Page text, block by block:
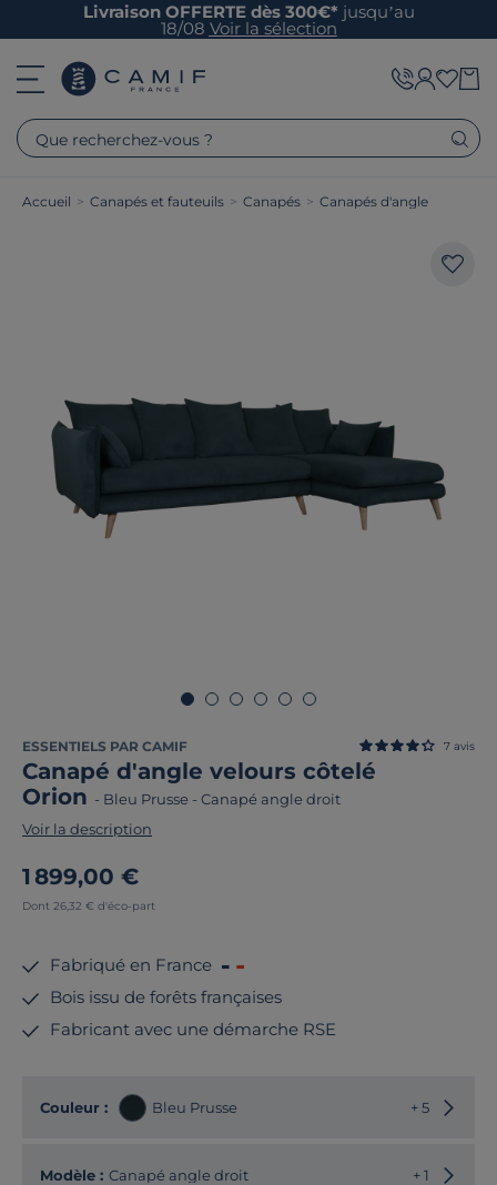
Livraison OFFERTE dès 300€* jusqu’au
18/08 Voir la sélection
Que recherchez-vous ?
Accueil > Canapés et fauteuils > Canapés > Canapés d'angle
ESSENTIELS PAR CAMIF
Canapé d'angle velours côtelé
Orion - Bleu Prusse - Canapé angle droit
7 avis
Voir la description
1 899,00 €
Dont 26,32 € d'éco-part
Fabriqué en France
Bois issu de forêts françaises
Fabricant avec une démarche RSE
Couleur : Bleu Prusse + 5
Modèle : Canapé angle droit + 1